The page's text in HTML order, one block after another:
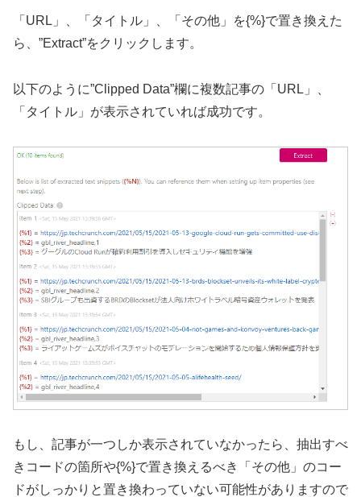
「URL」、「タイトル」、「その他」を{%}で置き換えた
ら、”Extract”をクリックします。
以下のように”Clipped Data”欄に複数記事の「URL」、
「タイトル」が表示されていれば成功です。
もし、記事が一つしか表示されていなかったら、抽出すべ
きコードの箇所や{%}で置き換えるべき「その他」のコー
ドがしっかりと置き換わっていない可能性がありますので